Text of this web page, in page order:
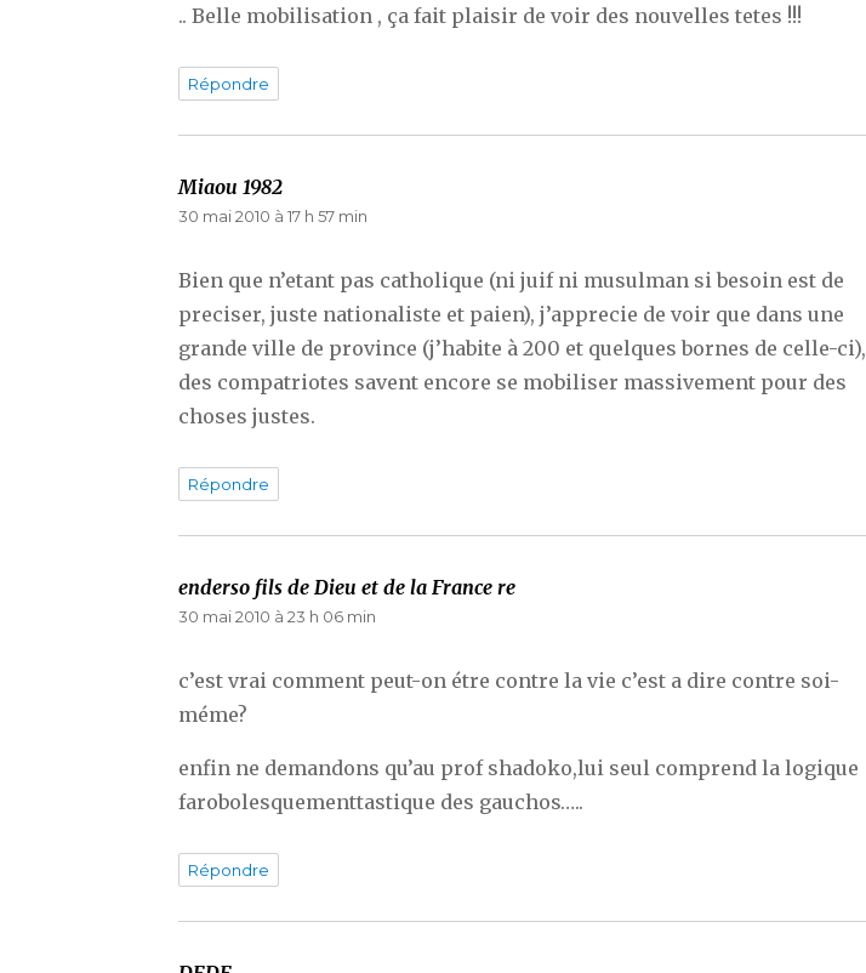
.. Belle mobilisation , ça fait plaisir de voir des nouvelles tetes !!!
Répondre
Miaou 1982
30 mai 2010 à 17 h 57 min
Bien que n’etant pas catholique (ni juif ni musulman si besoin est de
preciser, juste nationaliste et paien), j’apprecie de voir que dans une
grande ville de province (j’habite à 200 et quelques bornes de celle-ci),
des compatriotes savent encore se mobiliser massivement pour des
choses justes.
Répondre
enderso fils de Dieu et de la France re
30 mai 2010 à 23 h 06 min
c’est vrai comment peut-on étre contre la vie c’est a dire contre soi-
méme?
enfin ne demandons qu’au prof shadoko,lui seul comprend la logique
farobolesquementtastique des gauchos…..
Répondre